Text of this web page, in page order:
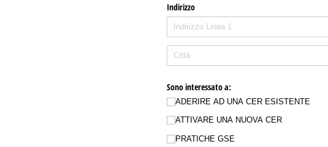
Indirizzo
Sono interessato a:
ADERIRE AD UNA CER ESISTENTE
ATTIVARE UNA NUOVA CER
PRATICHE GSE